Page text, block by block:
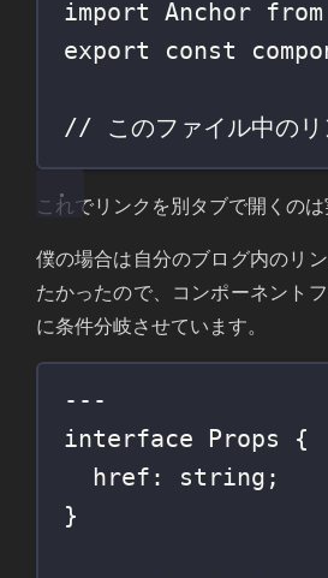
import Anchor from
export
const
// このファイル中のリ
これでリンクを別タブで開くのは
僕の場合は自分のブログ内のリ
たかったので、コンポーネント
に条件分岐させています。
---
interface
Props {
href : string ;
}